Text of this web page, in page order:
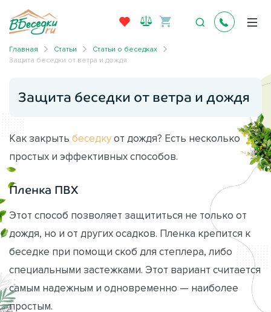
Главная Статьи
Статьи о беседках
Защита беседки от ветра и дождя
Защита беседки от ветра и дождя
Как закрыть беседку от дождя? Есть несколько
простых и эффективных способов.
Пленка ПВХ
Этот способ позволяет защититься не только от
дождя, но и от других осадков. Пленка крепится к
беседке при помощи скоб для степлера, либо
специальными застежками. Этот вариант считается
самым надежным и одновременно — наиболее
простым.